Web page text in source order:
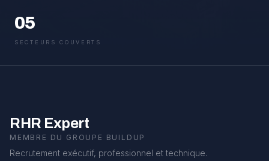
05
SECTEURS COUVERTS
RHR Expert
MEMBRE DU GROUPE BUILDUP
Recrutement exécutif, professionnel et technique.